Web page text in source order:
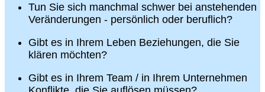
Tun Sie sich manchmal schwer bei anstehenden
Veränderungen - persönlich oder beruflich?
Gibt es in Ihrem Leben Beziehungen, die Sie
klären möchten?
Gibt es in Ihrem Team / in Ihrem Unternehmen